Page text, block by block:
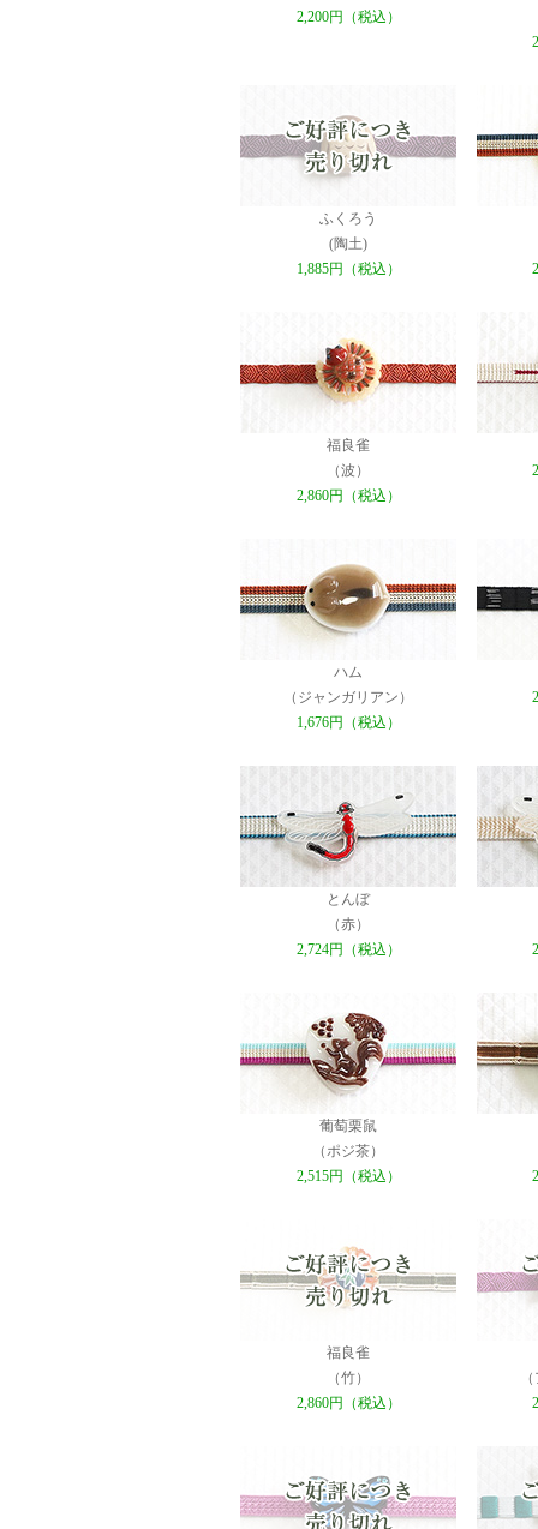
2,200円（税込）
ふくろう
(陶土)
1,885円（税込）
福良雀
（波）
2,860円（税込）
ハム
（ジャンガリアン）
1,676円（税込）
とんぼ
（赤）
2,724円（税込）
葡萄栗鼠
（ポジ茶）
2,515円（税込）
福良雀
（竹）
2,860円（税込）